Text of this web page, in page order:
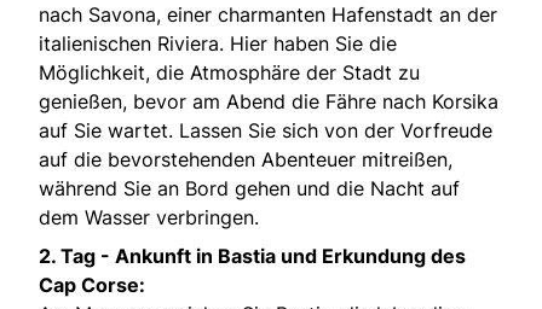
nach Savona, einer charmanten Hafenstadt an der
italienischen Riviera. Hier haben Sie die
Möglichkeit, die Atmosphäre der Stadt zu
genießen, bevor am Abend die Fähre nach Korsika
auf Sie wartet. Lassen Sie sich von der Vorfreude
auf die bevorstehenden Abenteuer mitreißen,
während Sie an Bord gehen und die Nacht auf
dem Wasser verbringen.
2. Tag - Ankunft in Bastia und Erkundung des
Cap Corse: